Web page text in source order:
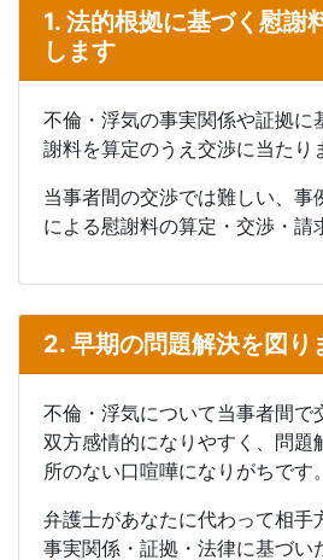
1. 法的根拠に基づく慰謝
します
不倫・浮気の事実関係や証拠に
謝料を算定のうえ交渉に当たり
当事者間の交渉では難しい、事
による慰謝料の算定・交渉・請
2. 早期の問題解決を図り
不倫・浮気について当事者間で
双方感情的になりやすく、問題
所のない口喧嘩になりがちです。
弁護士があなたに代わって相手
事実関係・証拠・法律に基づい